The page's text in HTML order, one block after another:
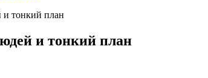
и тонкий план
и тонкий план